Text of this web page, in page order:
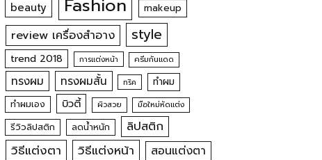
beauty Fashion makeup
review เครื่องสำอาง style
trend 2018 การแต่งหน้า ครีมกันแดด
ทรงผม ทรงผมสั้น ทริค ทำผม
ทำผมเอง บิวตี้ ผิวสวย มือใหม่หัดแต่ง
รีวิวลิปสติก ลดน้ำหนัก ลิปสติก
วิธีแต่งตา วิธีแต่งหน้า สอนแต่งตา